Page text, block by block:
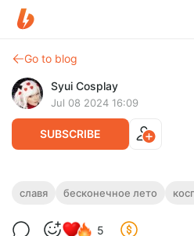
Go to blog
Syui Cosplay
Jul 08 2024 16:09
SUBSCRIBE
Славя - если бы ты
Славя - если бы ты позвал ее на
славя бесконечное лето
5